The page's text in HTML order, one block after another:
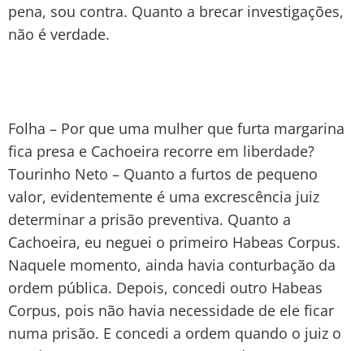
pena, sou contra. Quanto a brecar investigações,
não é verdade.
Folha – Por que uma mulher que furta margarina
fica presa e Cachoeira recorre em liberdade?
Tourinho Neto – Quanto a furtos de pequeno
valor, evidentemente é uma excrescência juiz
determinar a prisão preventiva. Quanto a
Cachoeira, eu neguei o primeiro Habeas Corpus.
Naquele momento, ainda havia conturbação da
ordem pública. Depois, concedi outro Habeas
Corpus, pois não havia necessidade de ele ficar
numa prisão. E concedi a ordem quando o juiz o